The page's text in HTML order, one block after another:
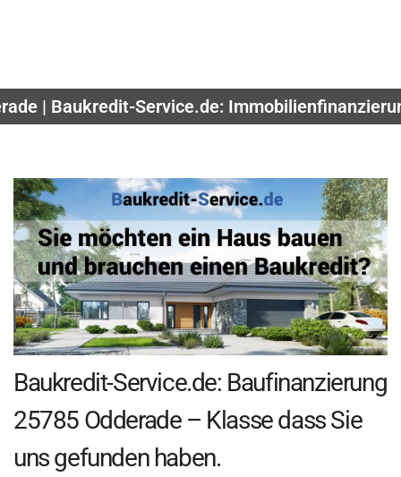
| Baukredit-Service.de:
Baukredit-Service.de: Baufinanzierung
25785 Odderade – Klasse dass Sie
uns gefunden haben.